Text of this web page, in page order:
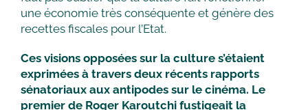
une économie très conséquente et génère des
recettes fiscales pour l’Etat.
Ces visions opposées sur la culture s’étaient
exprimées à travers deux récents rapports
sénatoriaux aux antipodes sur le cinéma. Le
premier de Roger Karoutchi fustigeait la